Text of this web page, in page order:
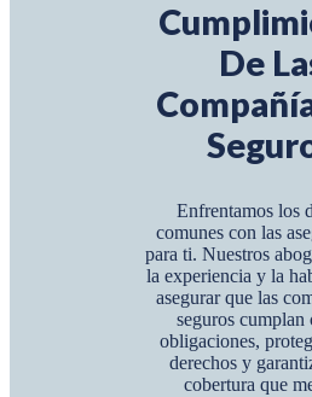
De
Enfrentamos los
comunes con las
para ti. Nuestros
la experiencia y la
asegurar que las
seguros cumplan
obligaciones,
derechos y
cobertura que